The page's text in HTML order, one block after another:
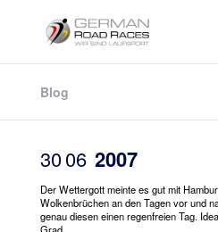
Blog
3006 2007
Der Wettergott meinte es gut mit
Wolkenbrüchen an den Tagen vor und
genau diesen einen regenfreien Tag.